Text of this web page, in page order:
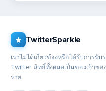
TwitterSparkle
เราไม่ได้เกี่ยวข้องหรือได้รับการรับ
Twitter สิทธิ์ทั้งหมดเป็นของเจ้าขอ
ราย